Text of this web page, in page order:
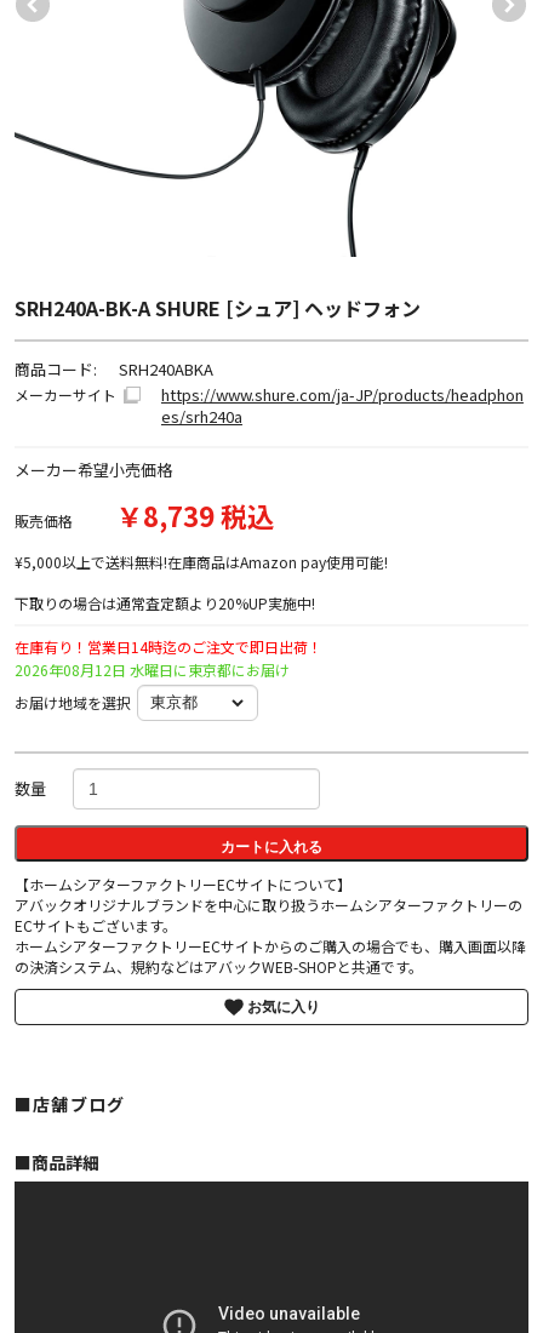
SRH240A-BK-A SHURE [シュア] ヘッドフォン
商品コード: SRH240ABKA
メーカーサイト
https://www.shure.com/ja-JP/products/headphon
es/srh240a
メーカー希望小売価格
販売価格 ￥8,739 税込
¥5,000以上で送料無料!在庫商品はAmazon pay使用可能!
下取りの場合は通常査定額より20%UP実施中!
在庫有り！営業日14時迄のご注文で即日出荷！
2026年08月12日 水曜日に東京都にお届け
お届け地域を選択
数量
カートに入れる
【ホームシアターファクトリーECサイトについて】
アバックオリジナルブランドを中心に取り扱うホームシアターファクトリーの
ECサイトもございます。
ホームシアターファクトリーECサイトからのご購入の場合でも、購入画面以降
の決済システム、規約などはアバックWEB-SHOPと共通です。
お気に入り
■店舗ブログ
■︎商品詳細